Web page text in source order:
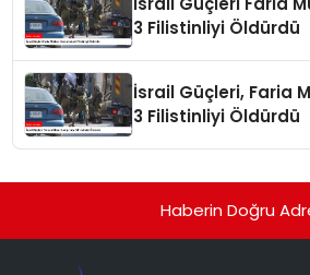
3 Filistinliyi Öldürdü
İsrail Güçleri, Faria
3 Filistinliyi Öldürdü
Haberin Doğru